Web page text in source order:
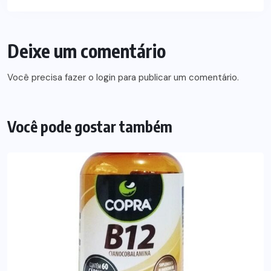
Deixe um comentário
Você precisa fazer o login para publicar um comentário.
Você pode gostar também